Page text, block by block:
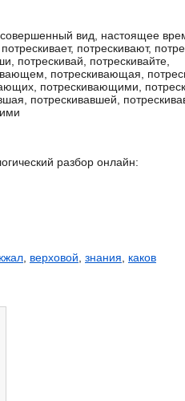
вид, настоящее
потрескивают,
потрескивай, потрескивайте,
потрескивающая,
потрескивающими,
потрескивавшей,
разбор онлайн:
верховой знания каков